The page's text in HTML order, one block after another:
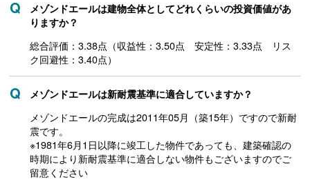
メゾンドエールは建物全体としてどれくらいの投資価値があ
りますか？
総合評価：3.38点（収益性：3.50点 安定性：3.33点 リス
ク回避性：3.40点）
メゾンドエールは新耐震基準に適合していますか？
メゾンドエールの完成は2011年05月（築15年）ですので新耐
震です。
※1981年6月1日以降に竣工した物件であっても、建築確認の
時期により新耐震基準に適合しない物件もございますのでご
留意ください